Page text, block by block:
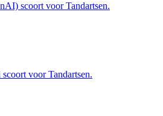
scoort voorTandartsen.
scoort voorTandartsen.